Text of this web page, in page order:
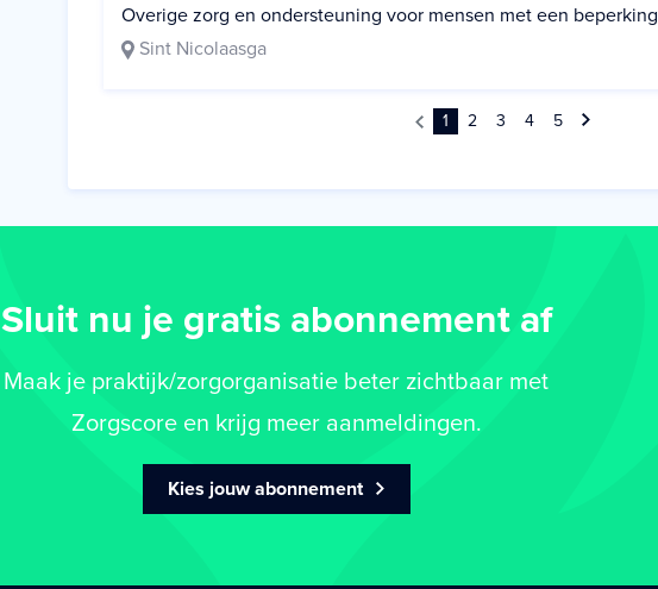
Overige zorg en ondersteuning voor mensen met een beperking
Sint Nicolaasga
1 2 3 4 5
Sluit nu je gratis abonnement af
Maak je praktijk/zorgorganisatie beter zichtbaar met
Zorgscore en krijg meer aanmeldingen.
Kies jouw abonnement